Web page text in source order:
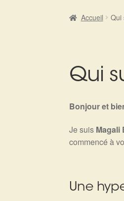
Accueil Qui
Qui
Bonjour et
Je suis Magali
commencé à
Une